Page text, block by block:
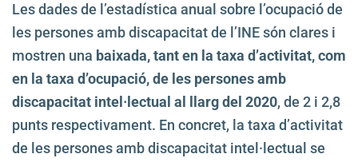
Les dades de l’estadística anual sobre l’ocupació de
les persones amb discapacitat de l’INE són clares i
mostren una baixada, tant en la taxa d’activitat, com
en la taxa d’ocupació, de les persones amb
discapacitat intel·lectual al llarg del 2020, de 2 i 2,8
punts respectivament. En concret, la taxa d’activitat
de les persones amb discapacitat intel·lectual se